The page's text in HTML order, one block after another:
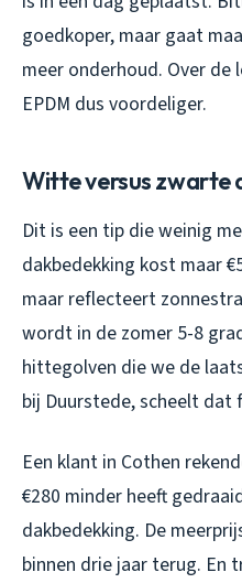
goedkoper, maar gaat
meer onderhoud. Over de
EPDM dus voordeliger.
Witte versus zwarte
Dit is een tip die weinig
dakbedekking kost maar
maar reflecteert
wordt in de zomer 5-8
hittegolven die we de
bij Duurstede, scheelt dat
Een klant in Cothen
€280 minder heeft
dakbedekking. De
binnen drie jaar terug. En